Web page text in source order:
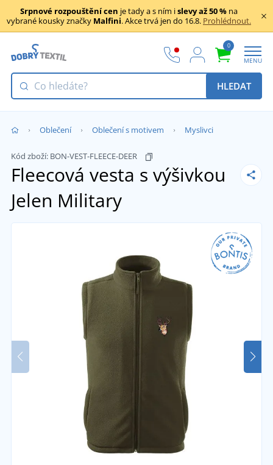
Srpnové rozpouštění cen je tady a s ním islevy až 50 % na
vybrané kousky značky Malfini. Akce trvá jen do 16.8. Prohlédnout.
0
MENU
HLEDAT
Oblečení Oblečení s motivem Myslivci
Kód zboží: BON-VEST-FLEECE-DEER
Fleecová vesta s výšivkou
Jelen Military